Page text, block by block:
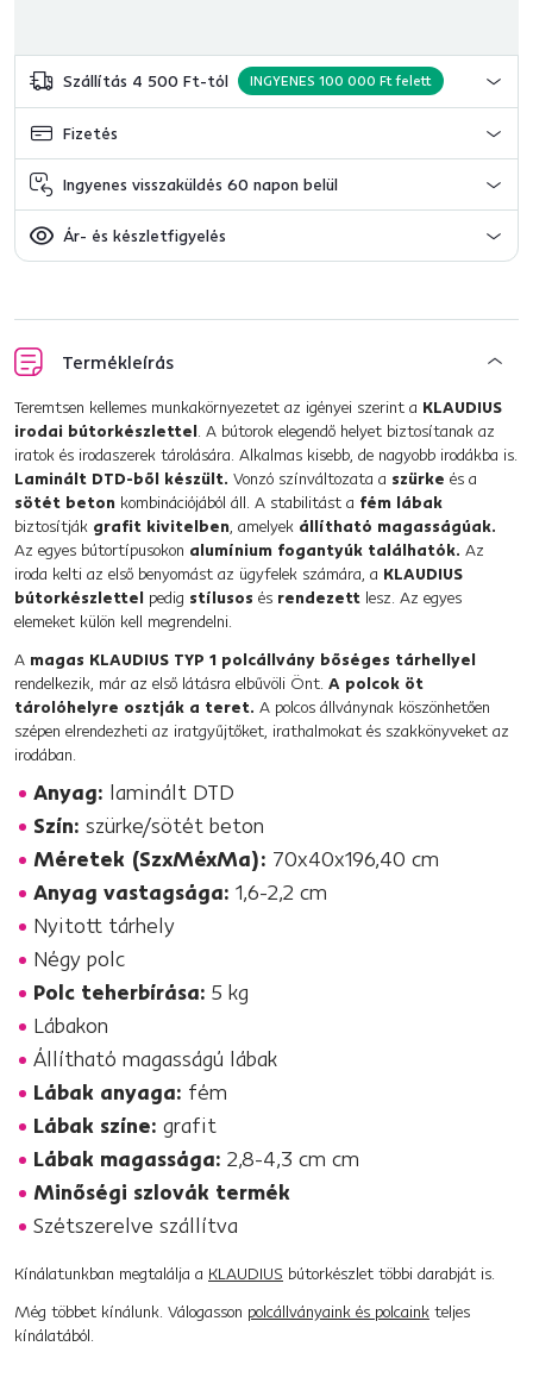
Szállítás 4 500 Ft-tól INGYENES 100 000 Ft felett
Fizetés
Ingyenes visszaküldés 60 napon belül
Ár- és készletfigyelés
Termékleírás
Teremtsen kellemes munkakörnyezetet az igényei szerint a KLAUDIUS
irodai bútorkészlettel. A bútorok elegendő helyet biztosítanak az
iratok és irodaszerek tárolására. Alkalmas kisebb, de nagyobb irodákba is.
Laminált DTD-ből készült. Vonzó színváltozata a szürke és a
sötét beton kombinációjából áll. A stabilitást a fém lábak
biztosítják grafit kivitelben, amelyek állítható magasságúak.
Az egyes bútortípusokon alumínium fogantyúk találhatók. Az
iroda kelti az első benyomást az ügyfelek számára, a KLAUDIUS
bútorkészlettel pedig stílusos és rendezett lesz. Az egyes
elemeket külön kell megrendelni.
A magas KLAUDIUS TYP 1 polcállvány bőséges tárhellyel
rendelkezik, már az első látásra elbűvöli Önt. A polcok öt
tárolóhelyre osztják a teret. A polcos állványnak köszönhetően
szépen elrendezheti az iratgyűjtőket, irathalmokat és szakkönyveket az
irodában.
Anyag: laminált DTD
Szín: szürke/sötét beton
Méretek (SzxMéxMa): 70x40x196,40 cm
Anyag vastagsága: 1,6-2,2 cm
Nyitott tárhely
Négy polc
Polc teherbírása: 5 kg
Lábakon
Állítható magasságú lábak
Lábak anyaga: fém
Lábak színe: grafit
Lábak magassága: 2,8-4,3 cm cm
Minőségi szlovák termék
Szétszerelve szállítva
Kínálatunkban megtalálja a KLAUDIUS bútorkészlet többi darabját is.
Még többet kínálunk. Válogasson polcállványaink és polcaink teljes
kínálatából.